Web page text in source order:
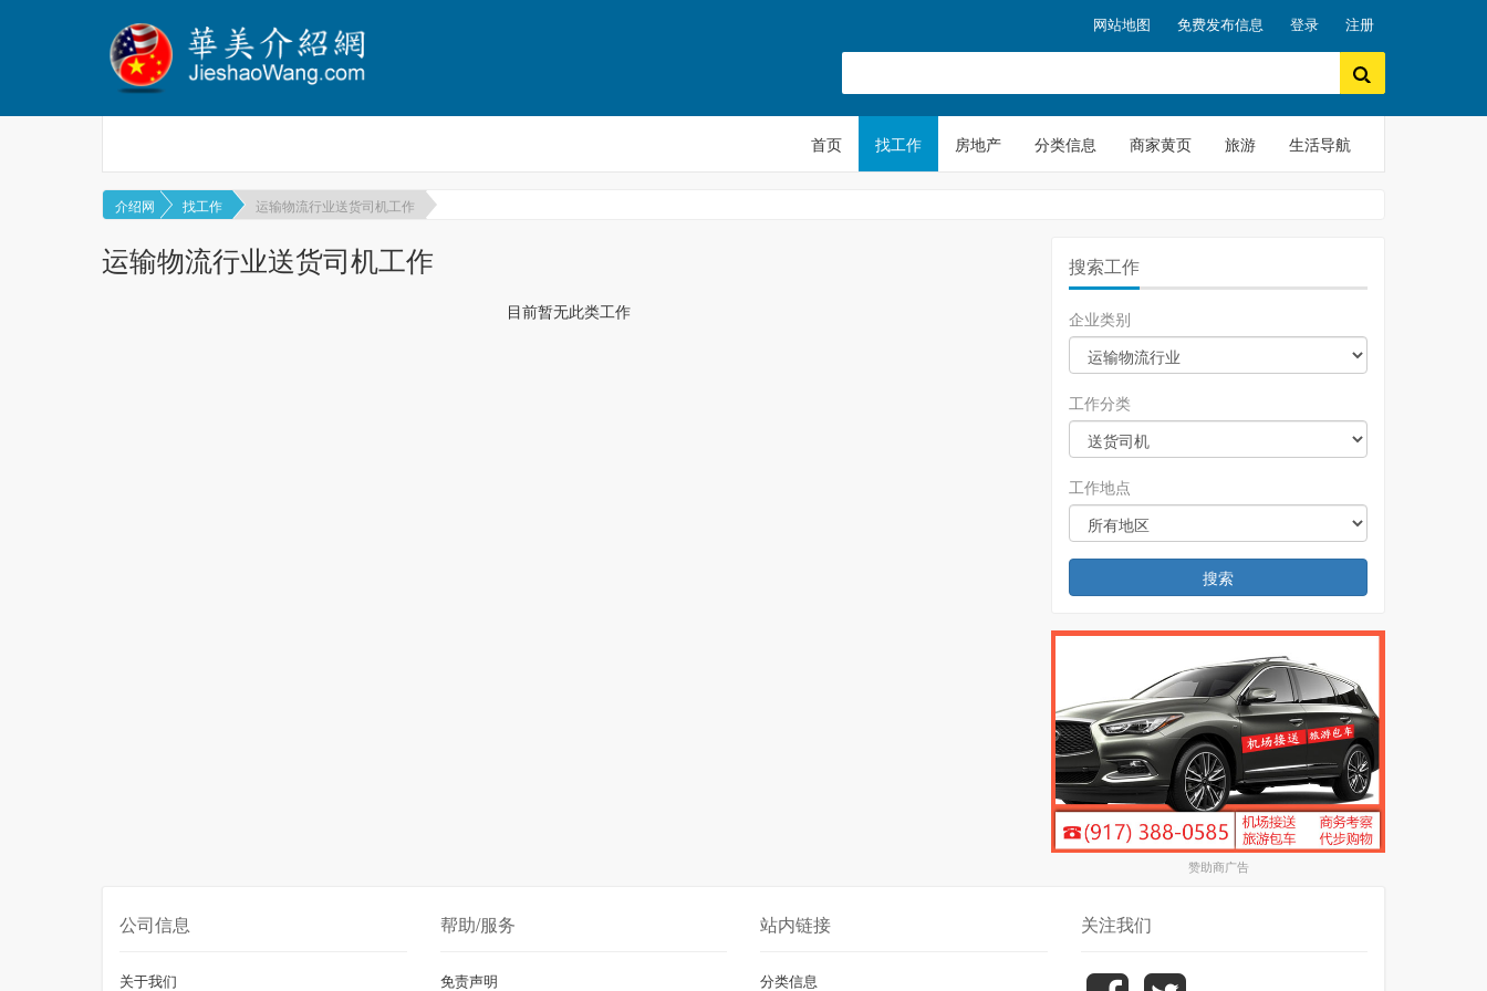
网站地图 免费发布信息 登录 注册
首页 找工作 房地产 分类信息 商家黄页 旅游 生活导航
介绍网 找工作 运输物流行业送货司机工作
运输物流行业送货司机工作
目前暂无此类工作
搜索工作
企业类别
工作分类
工作地点
搜索
赞助商广告
公司信息
关于我们
帮助/服务
免责声明
站内链接
分类信息
关注我们